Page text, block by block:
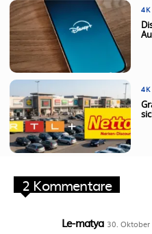
2 Kommentare
Le-matya 30. Oktober